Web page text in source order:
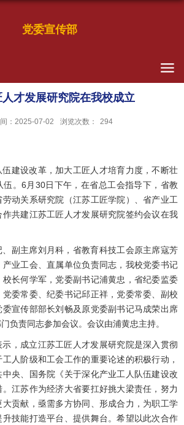
党委宣传部
才发展研究院在我校成立
：2025-07-02 浏览次数： 294
建设改革，加大工匠人才培育力度，不断壮
伍。6月30日下午，在省总工会指导下，省教
动关系研究院（江苏工匠学院）、省产业工
作共建江苏工匠人才发展研究院签约会议在我
副主席刘月科，省教育科技工会原主席寇芳
业工会、直属单位负责同志，我校党委书记
长何学军，党委副书记浦黄忠，省纪委监委
委常委、纪委书记邱正祥，党委常委、副校
宣传部部长刘畅及原党委副书记马成荣出席
负责同志参加会议。会议由浦黄忠主持。
，成立江苏工匠人才发展研究院是深入贯彻
人阶级和工会工作的重要论述的积极行动，
央、国务院《关于深化产业工人队伍建设改
江苏作为经济大省要扛好挑大梁责任，努力
贡献，亟需多方协同、形成合力，为职工学
技能打造平台、提供舞台。希望以此次合作